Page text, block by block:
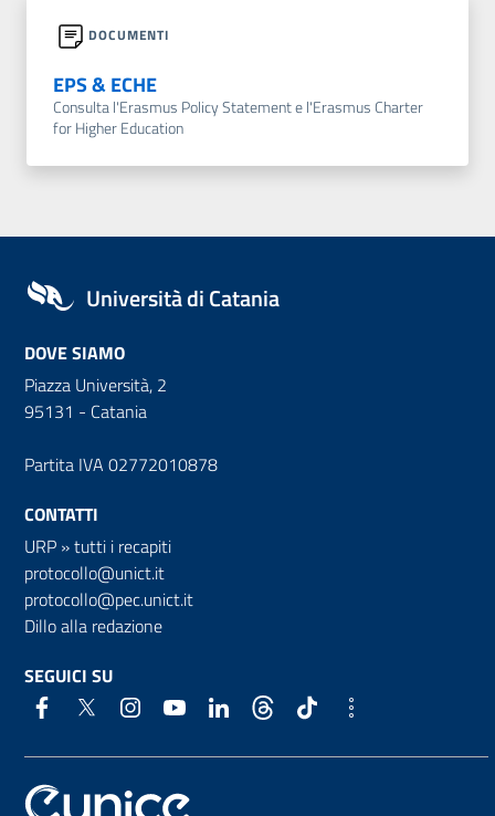
DOCUMENTI
EPS & ECHE
Consulta l'Erasmus Policy Statement e l'Erasmus Charter
for Higher Education
Università di Catania
DOVE SIAMO
Piazza Università, 2
95131 - Catania
Partita IVA 02772010878
CONTATTI
URP »tutti i recapiti
protocollo@unict.it
protocollo@pec.unict.it
Dillo alla redazione
SEGUICI SU